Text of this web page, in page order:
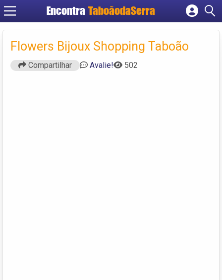
Encontra TaboãodaSerra
Cadastrar empresa
Criar conta
Flowers Bijoux Shopping Taboão
Compartilhar Avalie! 502